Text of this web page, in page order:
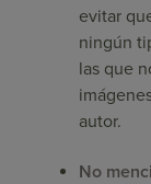
evitar
ningún
las que
autor.
No